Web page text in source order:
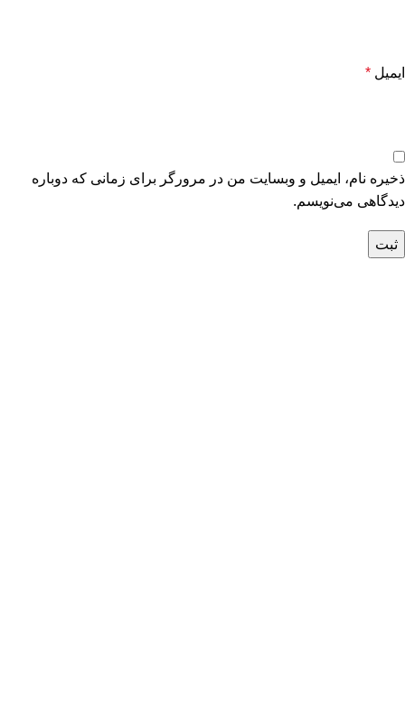
ایمیل *
ذخیره نام، ایمیل و وبسایت من در مرورگر برای زمانی که دوباره
دیدگاهی می‌نویسم.